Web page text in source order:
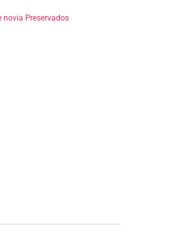
novia Preservados